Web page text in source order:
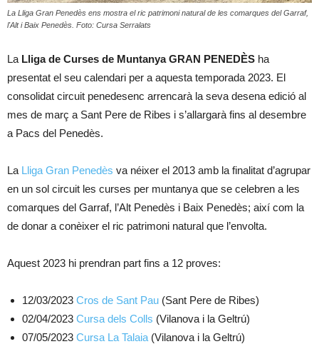
La Lliga Gran Penedès ens mostra el ric patrimoni natural de les comarques del Garraf,
l'Alt i Baix Penedès. Foto: Cursa Serralats
La Lliga de Curses de Muntanya GRAN PENEDÈS ha
presentat el seu calendari per a aquesta temporada 2023. El
consolidat circuit penedesenc arrencarà la seva desena edició al
mes de març a Sant Pere de Ribes i s’allargarà fins al desembre
a Pacs del Penedès.
La Lliga Gran Penedès va néixer el 2013 amb la finalitat d’agrupar
en un sol circuit les curses per muntanya que se celebren a les
comarques del Garraf, l’Alt Penedès i Baix Penedès; així com la
de donar a conèixer el ric patrimoni natural que l’envolta.
Aquest 2023 hi prendran part fins a 12 proves:
12/03/2023 Cros de Sant Pau (Sant Pere de Ribes)
02/04/2023 Cursa dels Colls (Vilanova i la Geltrú)
07/05/2023 Cursa La Talaia (Vilanova i la Geltrú)